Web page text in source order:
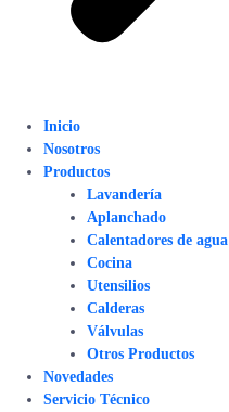
Inicio
Nosotros
Productos
Lavandería
Aplanchado
Calentadores de agua
Cocina
Utensilios
Calderas
Válvulas
Otros Productos
Novedades
Servicio Técnico